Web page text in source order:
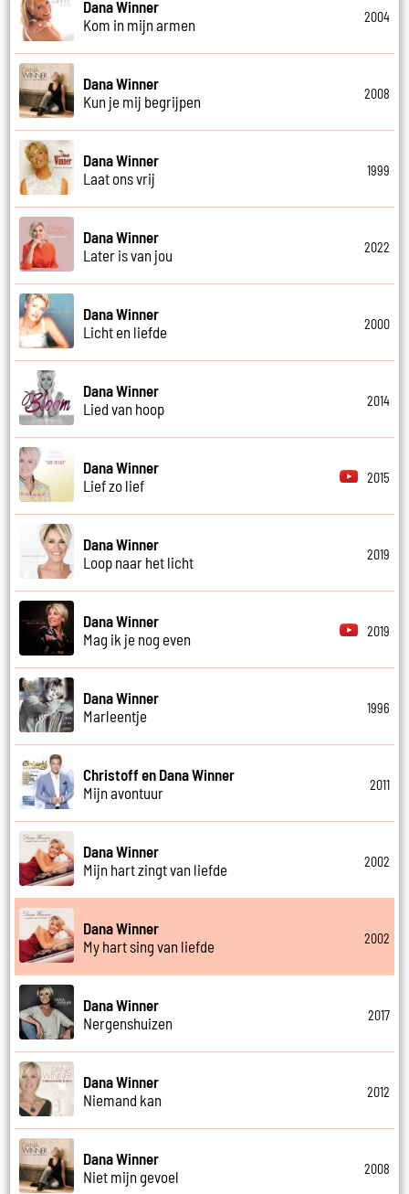
Dana Winner
Kom in mijn armen
2004
Dana Winner
Kun je mij begrijpen
2008
Dana Winner
Laat ons vrij
1999
Dana Winner
Later is van jou
2022
Dana Winner
Licht en liefde
2000
Dana Winner
Lied van hoop
2014
Dana Winner
Lief zo lief
2015
Dana Winner
Loop naar het licht
2019
Dana Winner
Mag ik je nog even
2019
Dana Winner
Marleentje
1996
Christoff en Dana Winner
Mijn avontuur
2011
Dana Winner
Mijn hart zingt van liefde
2002
Dana Winner
My hart sing van liefde
2002
Dana Winner
Nergenshuizen
2017
Dana Winner
Niemand kan
2012
Dana Winner
Niet mijn gevoel
2008